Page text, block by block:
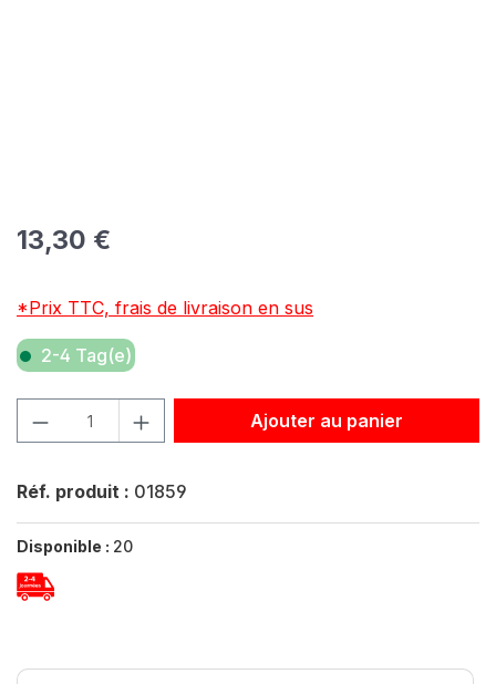
Prix régulier :
13,30 €
*Prix TTC, frais de livraison en sus
2-4 Tag(e)
Quantité de produit : Entrez la quantité souhaitée ou
Ajouter au panier
Réf. produit : 01859
Disponible : 20